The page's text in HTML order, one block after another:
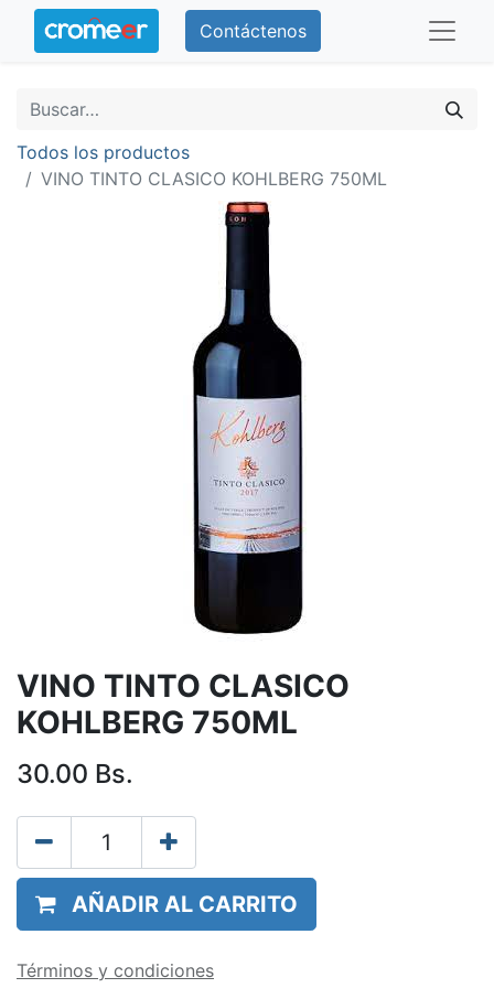
Contáctenos
Todos los productos
VINO TINTO CLASICO KOHLBERG 750ML
VINO TINTO CLASICO
KOHLBERG 750ML
30.00 Bs.
AÑADIR AL CARRITO
Términos y condiciones